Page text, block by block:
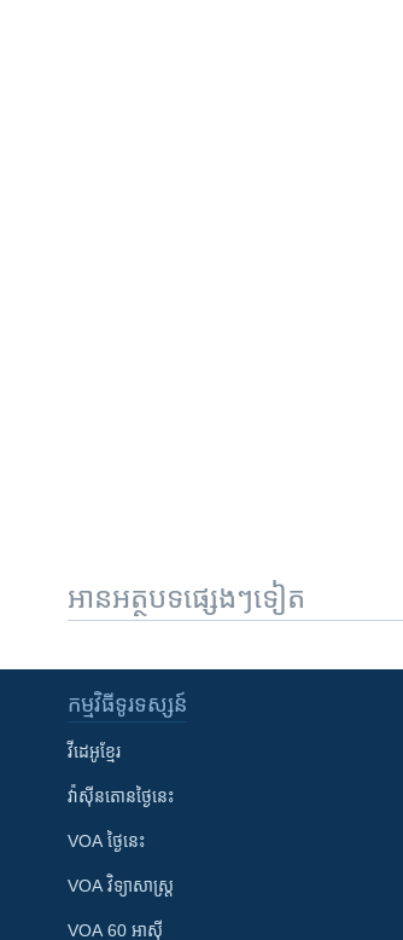
អានអត្ថបទផ្សេងៗទៀត
កម្មវិធី​ទូរទស្សន៍
វីដេអូ​ខ្មែរ
វ៉ាស៊ីនតោន​ថ្ងៃ​នេះ
VOA ថ្ងៃនេះ
VOA ​វិទ្យាសាស្ត្រ
VOA 60 អាស៊ី